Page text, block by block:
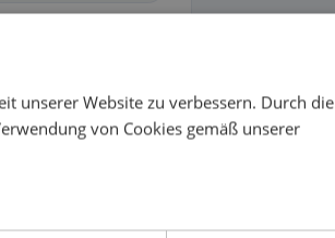
o halal.
unserer Website zu verbessern. Durch die
von Cookies gemäß unserer